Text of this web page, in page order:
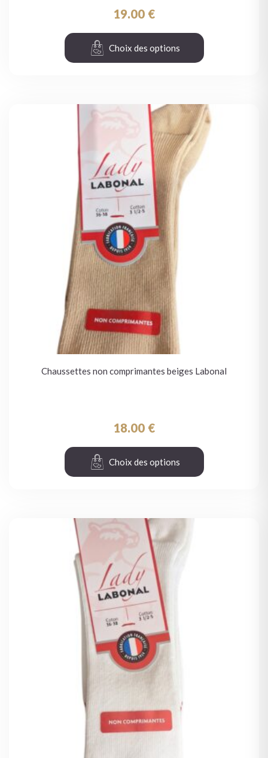
19.00 €
Choix des options
Chaussettes non comprimantes beiges Labonal
18.00 €
Choix des options